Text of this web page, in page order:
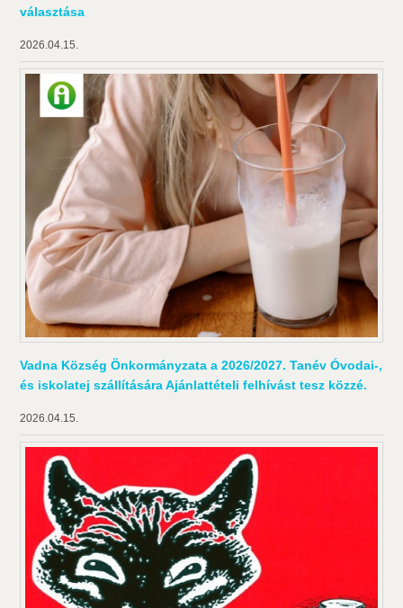
választása
2026.04.15.
Vadna Község Önkormányzata a 2026/2027. Tanév Óvodai-,
és iskolatej szállítására Ajánlattételi felhívást tesz közzé.
2026.04.15.